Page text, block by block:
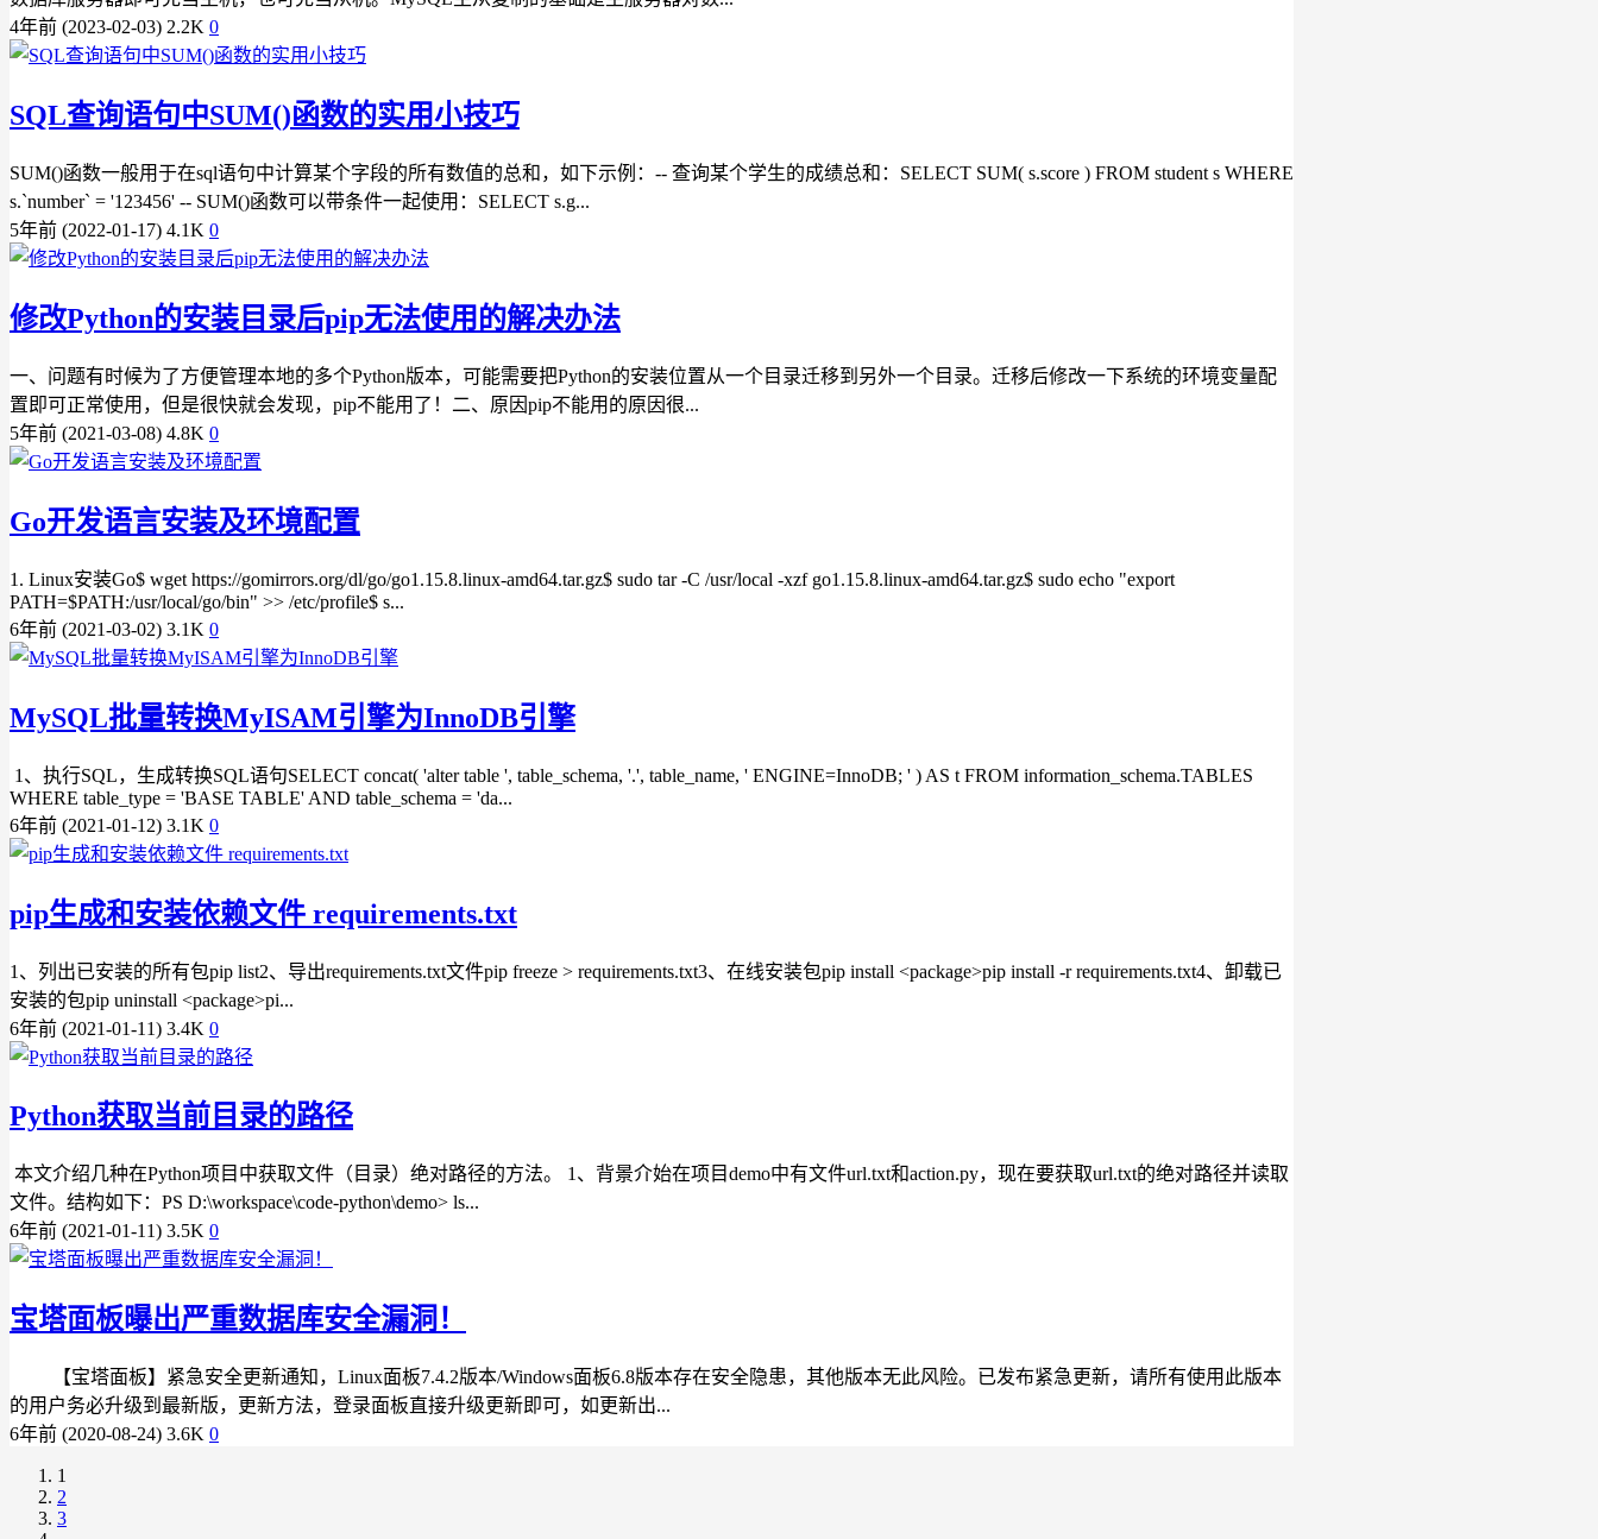
4年前 (2023-02-03) 2.2K 0
SQL查询语句中SUM()函数的实用小技巧
SUM()函数一般用于在sql语句中计算某个字段的所有数值的总和，如下示例：-- 查询某个学生的成绩总和：SELECT SUM( s.score ) FROM student s WHERE
s.`number` = '123456' -- SUM()函数可以带条件一起使用：SELECT s.g...
5年前 (2022-01-17) 4.1K 0
修改Python的安装目录后pip无法使用的解决办法
一、问题有时候为了方便管理本地的多个Python版本，可能需要把Python的安装位置从一个目录迁移到另外一个目录。迁移后修改一下系统的环境变量配
置即可正常使用，但是很快就会发现，pip不能用了！二、原因pip不能用的原因很...
5年前 (2021-03-08) 4.8K 0
Go开发语言安装及环境配置
1. Linux安装Go$ wget https://gomirrors.org/dl/go/go1.15.8.linux-amd64.tar.gz$ sudo tar -C /usr/local -xzf go1.15.8.linux-amd64.tar.gz$ sudo echo "export
PATH=$PATH:/usr/local/go/bin" >> /etc/profile$ s...
6年前 (2021-03-02) 3.1K 0
MySQL批量转换MyISAM引擎为InnoDB引擎
1、执行SQL，生成转换SQL语句SELECT concat( 'alter table ', table_schema, '.', table_name, ' ENGINE=InnoDB; ' ) AS t FROM information_schema.TABLES
WHERE table_type = 'BASE TABLE' AND table_schema = 'da...
6年前 (2021-01-12) 3.1K 0
pip生成和安装依赖文件 requirements.txt
1、列出已安装的所有包pip list2、导出requirements.txt文件pip freeze > requirements.txt3、在线安装包pip install <package>pip install -r requirements.txt4、卸载已
安装的包pip uninstall <package>pi...
6年前 (2021-01-11) 3.4K 0
Python获取当前目录的路径
本文介绍几种在Python项目中获取文件（目录）绝对路径的方法。 1、背景介始在项目demo中有文件url.txt和action.py，现在要获取url.txt的绝对路径并读取
文件。结构如下：PS D:\workspace\code-python\demo> ls...
6年前 (2021-01-11) 3.5K 0
宝塔面板曝出严重数据库安全漏洞！
【宝塔面板】紧急安全更新通知，Linux面板7.4.2版本/Windows面板6.8版本存在安全隐患，其他版本无此风险。已发布紧急更新，请所有使用此版本
的用户务必升级到最新版，更新方法，登录面板直接升级更新即可，如更新出...
6年前 (2020-08-24) 3.6K 0
1
2
3